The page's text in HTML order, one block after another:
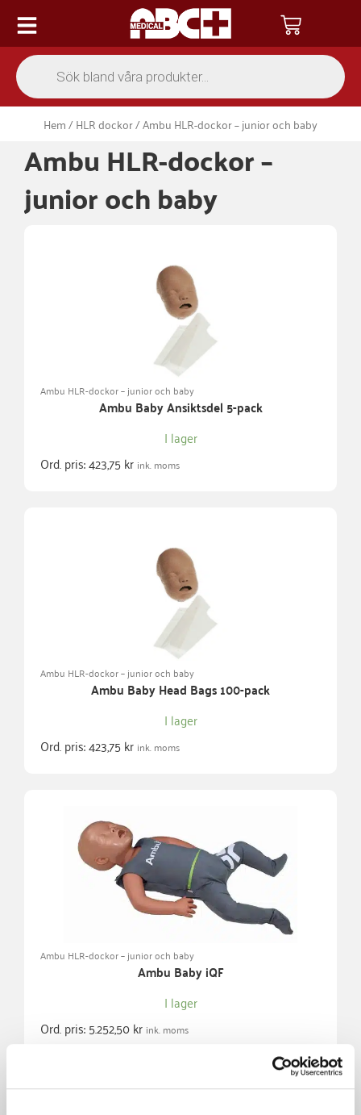
innehåll
Products
search
Hem/HLR dockor/ Ambu HLR-dockor – junior och baby
Ambu HLR-dockor –
junior och baby
Ambu HLR-dockor – junior och baby
Ambu Baby Ansiktsdel 5-pack
I lager
Ord. pris:423,75kr ink. moms
Ambu HLR-dockor – junior och baby
Ambu Baby Head Bags 100-pack
I lager
Ord. pris:423,75kr ink. moms
Ambu HLR-dockor – junior och baby
Ambu Baby iQF
I lager
Ord. pris:5.252,50kr ink. moms